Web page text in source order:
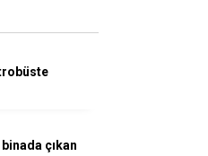
binada çıkan